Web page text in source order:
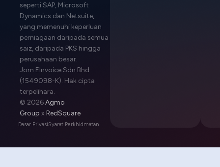
seperti SAP, Microsoft
Dynamics dan Netsuite,
yang memenuhi keperluan
perniagaan daripada semua
saiz, daripada PKS hingga
perusahaan besar.
Jom EInvoice Sdn Bhd
(1549098-K). Hak cipta
terpelihara.
© 2026Agmo
Group x RedSquare
Dasar PrivasiSyarat Perkhidmatan